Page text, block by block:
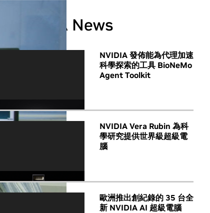
All NVIDIA News
NVIDIA 發佈能為代理加速
科學探索的工具 BioNeMo
Agent Toolkit
NVIDIA Vera Rubin 為科
學研究提供世界級超級電
腦
歐洲推出創紀錄的 35 台全
新 NVIDIA AI 超級電腦